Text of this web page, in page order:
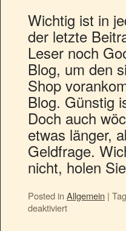
Wichtig ist in
der letzte
Leser noch
Blog, um den
Shop
Blog. Günstig
Doch auch
etwas länger,
Geldfrage.
nicht, holen
Posted in Allgemein |
deaktiviert